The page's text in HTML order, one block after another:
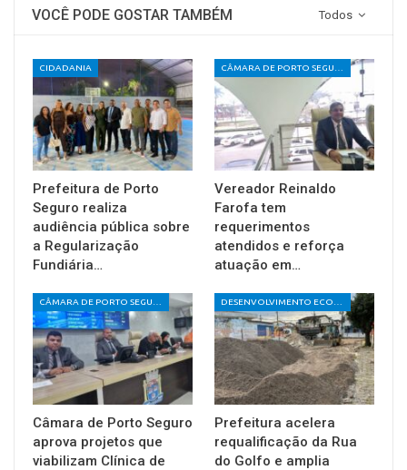
Todos
VOCÊ PODE GOSTAR TAMBÉM
CIDADANIA
Prefeitura de Porto
Seguro realiza
audiência pública sobre
a Regularização
Fundiária…
Vereador Reinaldo
Farofa tem
requerimentos
atendidos e reforça
atuação em…
Câmara de Porto Seguro
aprova projetos que
viabilizam Clínica de
Prefeitura acelera
requalificação da Rua
do Golfo e amplia